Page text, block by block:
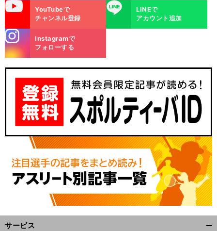
YouTubeで
チャンネル登録
LINE
LINEで
アカウント追加
m
Instagramで
フォローする
サービス